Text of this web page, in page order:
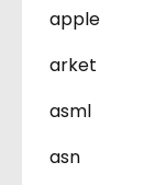
apple
arket
asml
asn